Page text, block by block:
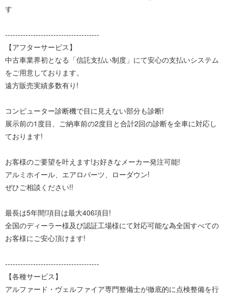
す
-------------------------------------
【アフターサービス】
中古車業界初となる「信託支払い制度」にて安心の支払いシステム
をご用意しております。
遠方販売実績多数有り!
コンピューター診断機で目に見えない部分も診断!
展示前の1度目、ご納車前の2度目と合計2回の診断を全車に対応し
ております!
お客様のご要望を叶えます!お好きなメーカー発注可能!
アルミホイール、エアロパーツ、ローダウン!
ぜひご相談ください!!
最長は5年間!項目は最大406項目!
全国のディーラー様及び認証工場様にて対応可能な為全国すべての
お客様にご安心頂けます!
-------------------------------------
【各種サービス】
アルファード・ヴェルファイア専門整備士が徹底的に点検整備を行